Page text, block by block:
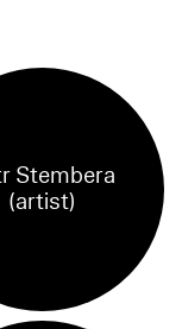
Stembera
(artist)